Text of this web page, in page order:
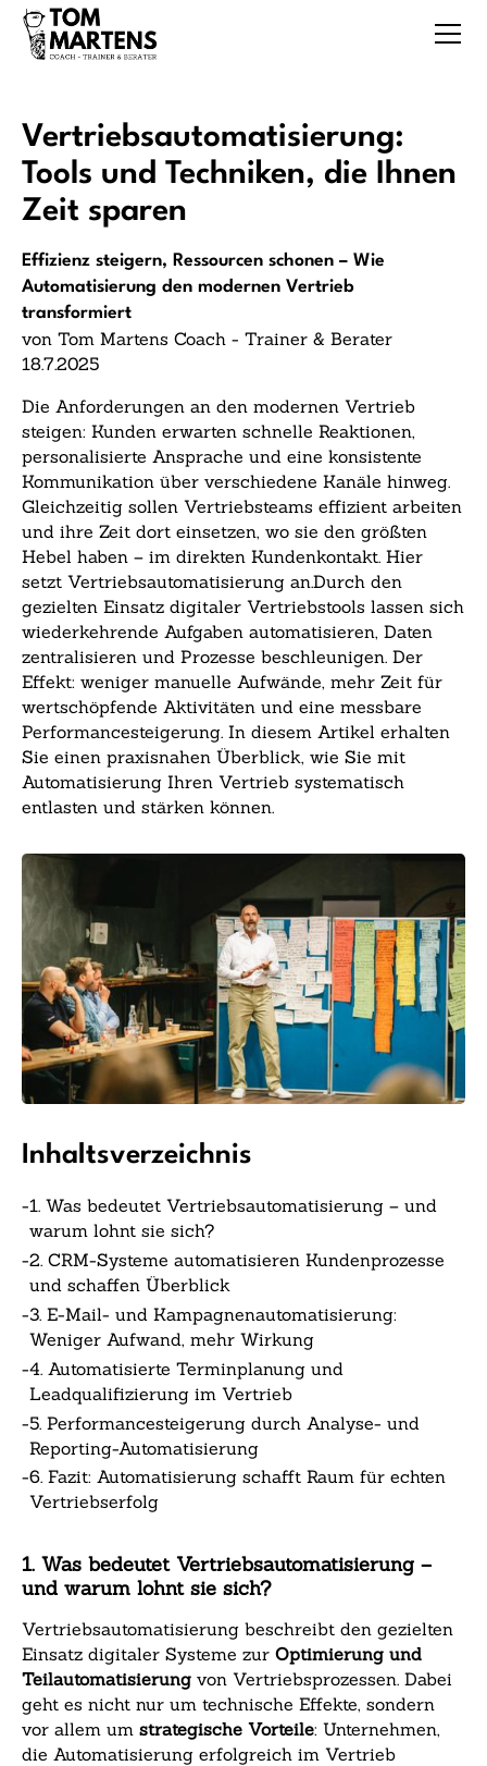
Vertriebsautomatisierung:
Tools und Techniken, die Ihnen
Zeit sparen
Effizienz steigern, Ressourcen schonen – Wie
Automatisierung den modernen Vertrieb
transformiert
von Tom Martens Coach - Trainer & Berater
18.7.2025
Die Anforderungen an den modernen Vertrieb
steigen: Kunden erwarten schnelle Reaktionen,
personalisierte Ansprache und eine konsistente
Kommunikation über verschiedene Kanäle hinweg.
Gleichzeitig sollen Vertriebsteams effizient arbeiten
und ihre Zeit dort einsetzen, wo sie den größten
Hebel haben – im direkten Kundenkontakt. Hier
setzt Vertriebsautomatisierung an.Durch den
gezielten Einsatz digitaler Vertriebstools lassen sich
wiederkehrende Aufgaben automatisieren, Daten
zentralisieren und Prozesse beschleunigen. Der
Effekt: weniger manuelle Aufwände, mehr Zeit für
wertschöpfende Aktivitäten und eine messbare
Performancesteigerung. In diesem Artikel erhalten
Sie einen praxisnahen Überblick, wie Sie mit
Automatisierung Ihren Vertrieb systematisch
entlasten und stärken können.
Inhaltsverzeichnis
-1. Was bedeutet Vertriebsautomatisierung – und
warum lohnt sie sich?
-2. CRM-Systeme automatisieren Kundenprozesse
und schaffen Überblick
-3. E-Mail- und Kampagnenautomatisierung:
Weniger Aufwand, mehr Wirkung
-4. Automatisierte Terminplanung und
Leadqualifizierung im Vertrieb
-5. Performancesteigerung durch Analyse- und
Reporting-Automatisierung
-6. Fazit: Automatisierung schafft Raum für echten
Vertriebserfolg
1. Was bedeutet Vertriebsautomatisierung –
und warum lohnt sie sich?
Vertriebsautomatisierung beschreibt den gezielten
Einsatz digitaler Systeme zur Optimierung und
Teilautomatisierungvon Vertriebsprozessen. Dabei
geht es nicht nur um technische Effekte, sondern
vor allem um strategische Vorteile: Unternehmen,
die Automatisierung erfolgreich im Vertrieb